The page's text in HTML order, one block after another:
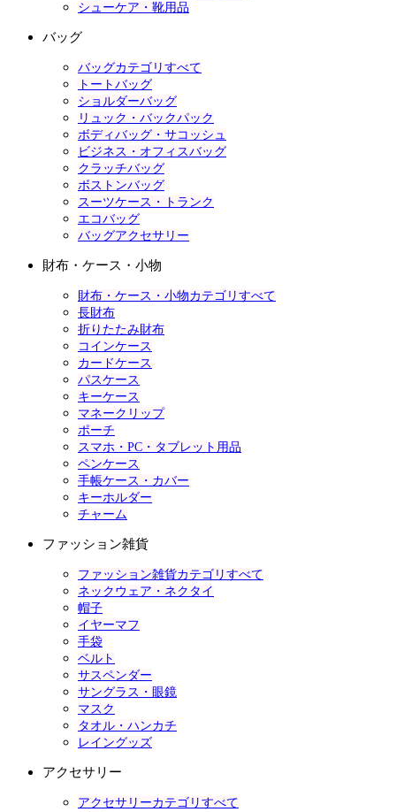
シューケア・靴用品
バッグ
バッグカテゴリすべて
トートバッグ
ショルダーバッグ
リュック・バックパック
ボディバッグ・サコッシュ
ビジネス・オフィスバッグ
クラッチバッグ
ボストンバッグ
スーツケース・トランク
エコバッグ
バッグアクセサリー
財布・ケース・小物
財布・ケース・小物カテゴリすべて
長財布
折りたたみ財布
コインケース
カードケース
パスケース
キーケース
マネークリップ
ポーチ
スマホ・PC・タブレット用品
ペンケース
手帳ケース・カバー
キーホルダー
チャーム
ファッション雑貨
ファッション雑貨カテゴリすべて
ネックウェア・ネクタイ
帽子
イヤーマフ
手袋
ベルト
サスペンダー
サングラス・眼鏡
マスク
タオル・ハンカチ
レイングッズ
アクセサリー
アクセサリーカテゴリすべて